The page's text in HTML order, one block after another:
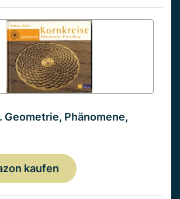
Geometrie, Phänomene,
kaufen